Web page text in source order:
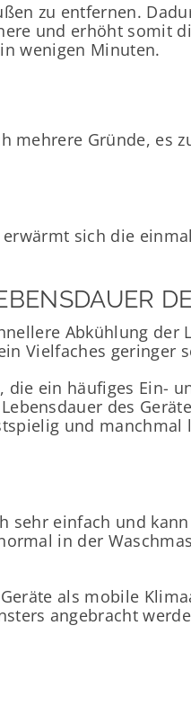
zu entfernen.
und erhöht somit
wenigen Minuten.
mehrere Gründe, es
sich die
Abkühlung der
Vielfaches geringer
ein häufiges Ein-
des
und
sehr einfach und
in der
als mobile
angebracht